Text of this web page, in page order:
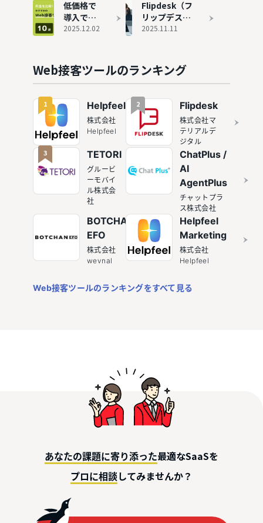
機能から
活用事例
まで詳し
おすすめ
10選！メ
リットや
低価格で
導入でき
るおすす
10選！費
用相場も
解説
2025.12.02
Flipdesk（フ
リップデス
ク）の評判と
2025.11.11
Web接客ツールのランキング
1 Helpfeel
株式会社
Helpfeel
2 Flipdesk
株式会社マ
テリアルデ
ジタル
3 TETORI
グルービ
ーモバイ
ル株式会
社
ChatPlus /
AI
AgentPlus
チャットプラ
ス株式会社
BOTCHAN
EFO
株式会社
wevnal
Helpfeel
Marketing
株式会社
Helpfeel
Web接客ツールのランキングをすべて見る
あなたの課題に寄り添った最適なSaaSを
プロに相談してみませんか？